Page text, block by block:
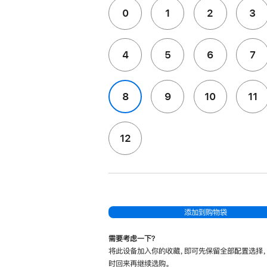
0 1 2 3
4 5 6 7
8 9 10 11
12
添加到购物袋
需要考虑一下？
将此设备加入你的收藏，即可先保留全部配置选择
时回来再继续选购。